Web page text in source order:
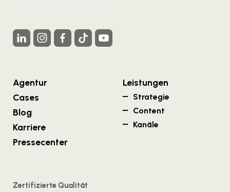
Agentur
Cases
Blog
Karriere
Pressecenter
Leistungen
Strategie
Content
Kanäle
Zertifizierte Qualität